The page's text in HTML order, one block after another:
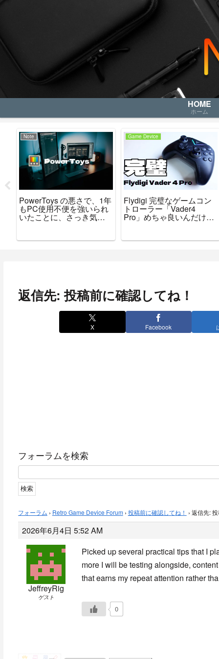
HOME
ホーム
Note
PowerToys の悪さで、1年
もPC使用不便を強いられ
いたことに、さっき気が
Game Device
Flydigi 完璧なゲームコン
トローラー「Vader4
Pro」めちゃ良いんだけど
返信先: 投稿前に確認してね！
X Facebook
フォーラムを検索
フォーラム › Retro Game Device Forum › 投稿前に確認してね！ › 返信先:
2026年6月4日 5:52 AM
JeffreyRig
ゲスト
Picked up several practical tips that I
more I will be testing alongside,
that earns my repeat attention rather
0